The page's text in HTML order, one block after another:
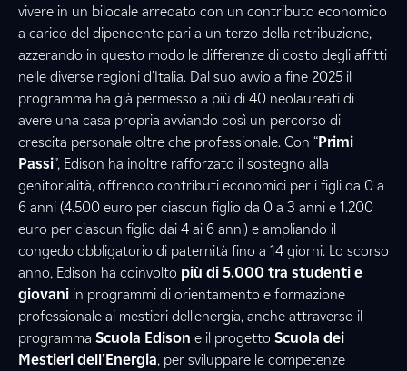
vivere in un bilocale arredato con un contributo economico
a carico del dipendente pari a un terzo della retribuzione,
azzerando in questo modo le differenze di costo degli affitti
nelle diverse regioni d’Italia. Dal suo avvio a fine 2025 il
programma ha già permesso a più di 40 neolaureati di
avere una casa propria avviando così un percorso di
crescita personale oltre che professionale. Con “Primi
Passi”, Edison ha inoltre rafforzato il sostegno alla
genitorialità, offrendo contributi economici per i figli da 0 a
6 anni (4.500 euro per ciascun figlio da 0 a 3 anni e 1.200
euro per ciascun figlio dai 4 ai 6 anni) e ampliando il
congedo obbligatorio di paternità fino a 14 giorni. Lo scorso
anno, Edison ha coinvolto più di 5.000 tra studenti e
giovani in programmi di orientamento e formazione
professionale ai mestieri dell'energia, anche attraverso il
programma Scuola Edison e il progetto Scuola dei
Mestieri dell'Energia, per sviluppare le competenze